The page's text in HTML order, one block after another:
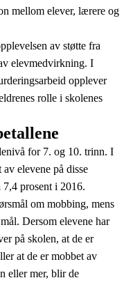
mellom elever, lærere og
av støtte fra
elevmedvirkning. I
opplever
rolle i skolenes
for 7. og 10. trinn. I
elevene på disse
prosent i 2016.
om mobbing, mens
Dersom elevene har
på skolen, at de er
at de er mobbet av
eller mer, blir de